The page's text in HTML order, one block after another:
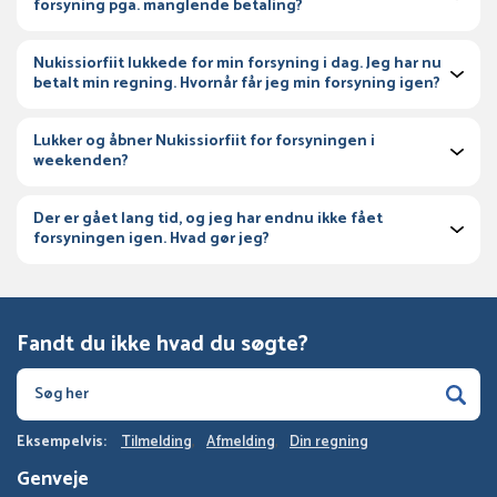
forsyning pga. manglende betaling?
Nukissiorfiit lukkede for min forsyning i dag. Jeg har nu
betalt min regning. Hvornår får jeg min forsyning igen?
Lukker og åbner Nukissiorfiit for forsyningen i
weekenden?
Der er gået lang tid, og jeg har endnu ikke fået
forsyningen igen. Hvad gør jeg?
Fandt du ikke hvad du søgte?
Eksempelvis: Tilmelding Afmelding Din regning
Genveje